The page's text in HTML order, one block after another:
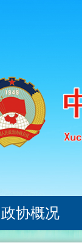
政协概况